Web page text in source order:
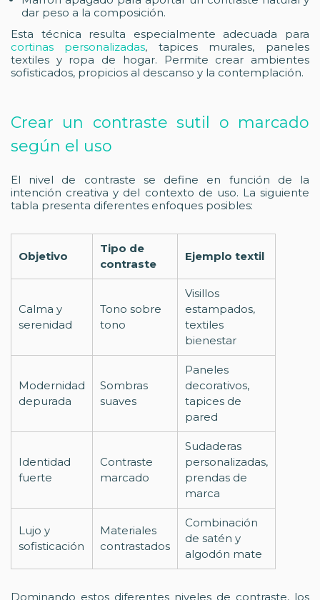
dar peso a la composición.
Esta técnica resulta especialmente adecuada para
cortinas personalizadas, tapices murales, paneles
textiles y ropa de hogar. Permite crear ambientes
sofisticados, propicios al descanso y la contemplación.
Crear un contraste sutil o marcado
según el uso
El nivel de contraste se define en función de la
intención creativa y del contexto de uso. La siguiente
tabla presenta diferentes enfoques posibles:
Objetivo
Tipo de
contraste
Ejemplo textil
Calma y
serenidad
Tono sobre
tono
Visillos
estampados,
textiles
bienestar
Modernidad
depurada
Sombras
suaves
Paneles
decorativos,
tapices de
pared
Identidad
fuerte
Contraste
marcado
Sudaderas
personalizadas,
prendas de
marca
Lujo y
sofisticación
Materiales
contrastados
Combinación
de satén y
algodón mate
Dominando estos diferentes niveles de contraste, los